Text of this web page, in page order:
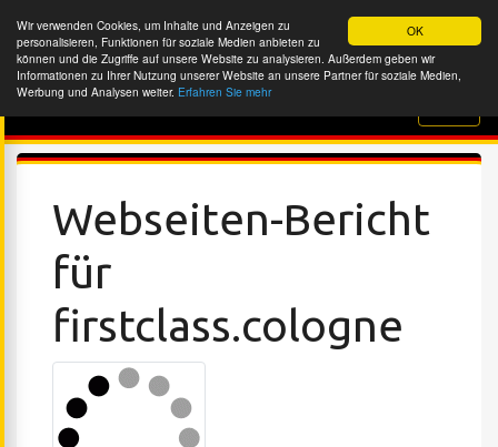
OK
Wir verwenden Cookies, um Inhalte und Anzeigen zu
personalisieren, Funktionen für soziale Medien anbieten zu
können und die Zugriffe auf unsere Website zu analysieren. Außerdem geben wir
Informationen zu Ihrer Nutzung unserer Website an unsere Partner für soziale Medien,
Werbung und Analysen weiter. Erfahren Sie mehr
Website-Überprüfung
Webseiten-Bericht
für
firstclass.cologne